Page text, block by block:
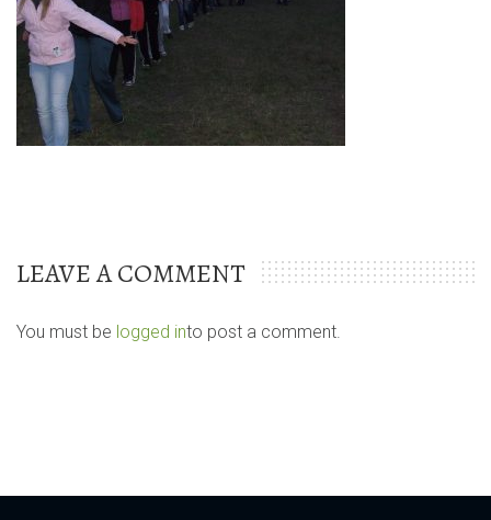
LEAVE A COMMENT
You must be logged into post a comment.